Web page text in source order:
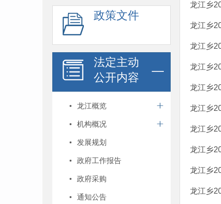
政策文件
法定主动
公开内容
龙江概览
机构概况
发展规划
政府工作报告
政府采购
通知公告
龙江乡
龙江乡
龙江乡
龙江乡
龙江乡
龙江乡
龙江乡
龙江乡
龙江乡
龙江乡